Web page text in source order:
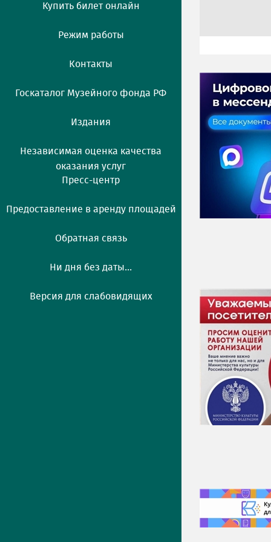
Купить билет онлайн
Режим работы
Контакты
Госкаталог Музейного фонда РФ
Издания
Независимая оценка качества
оказания услуг
Пресс-центр
Предоставление в аренду площадей
Обратная связь
Ни дня без даты...
Версия для слабовидящих